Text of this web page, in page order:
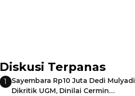
Diskusi Terpanas
1
Sayembara Rp10 Juta Dedi Mulyadi
Dikritik UGM, Dinilai Cermin